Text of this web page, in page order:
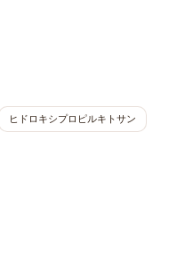
ヒドロキシプロピルキトサン